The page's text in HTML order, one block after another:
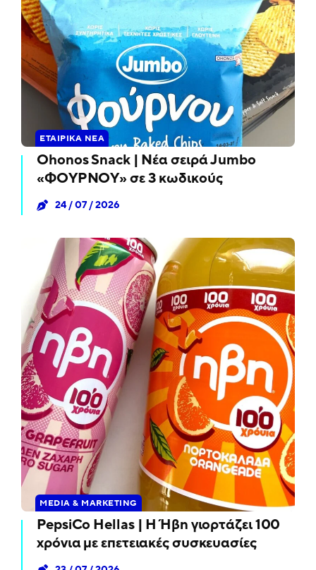
ΕΤΑΙΡΙΚΆ ΝΈΑ
Ohonos Snack | Νέα σειρά Jumbo
«ΦΟΥΡΝΟΥ» σε 3 κωδικούς
24 / 07 / 2026
MEDIA & MARKETING
PepsiCo Hellas | Η Ήβη γιορτάζει 100
χρόνια με επετειακές συσκευασίες